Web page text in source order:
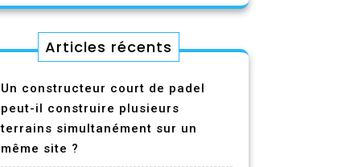
Articles récents
Un constructeur court de padel
peut-il construire plusieurs
terrains simultanément sur un
même site ?